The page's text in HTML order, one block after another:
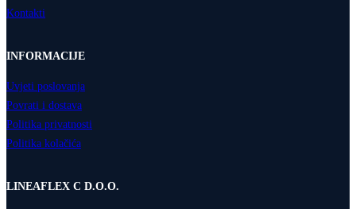
Kontakti
INFORMACIJE
Uvjeti poslovanja
Povrati i dostava
Politika privatnosti
Politika kolačića
LINEAFLEX C D.O.O.